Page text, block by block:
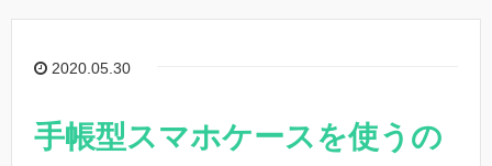
2020.05.30
手帳型スマホケースを使うの